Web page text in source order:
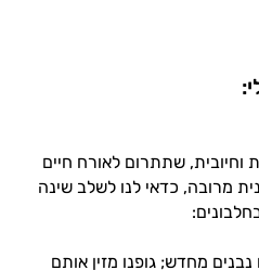
וחיובית, שתתרום לאורח חיים
מרובה, כדאי לנו לשלב שינה
מחדש; גופנו מזין אותם